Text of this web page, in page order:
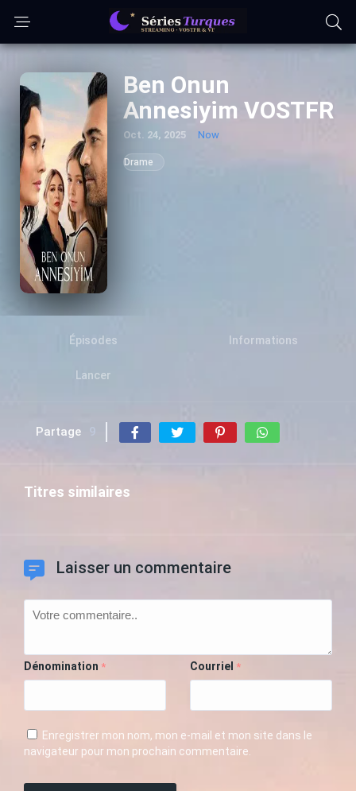
Ben Onun
Annesiyim VOSTFR
Oct. 24, 2025 Now
Drame
Épisodes Informations
Lancer
Partage
Titres similaires
Laisser un commentaire
Dénomination * Courriel *
Enregistrer mon nom, mon e-mail et mon site dans le
navigateur pour mon prochain commentaire.